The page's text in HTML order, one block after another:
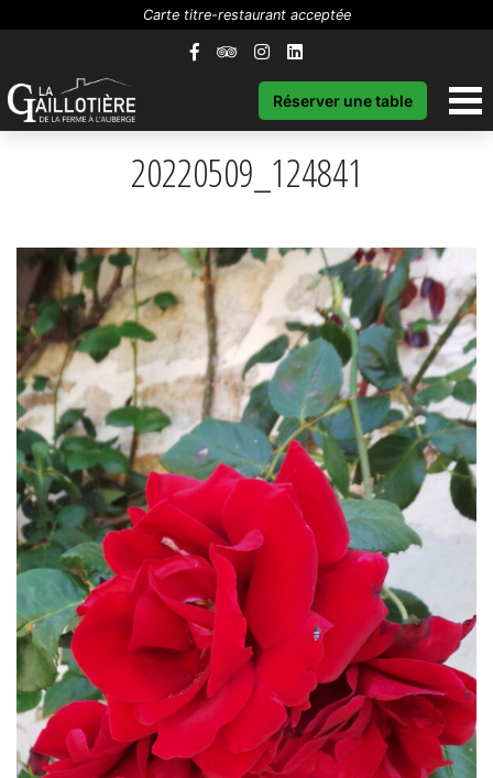
Carte titre-restaurant acceptée
Réserver une table
20220509_124841